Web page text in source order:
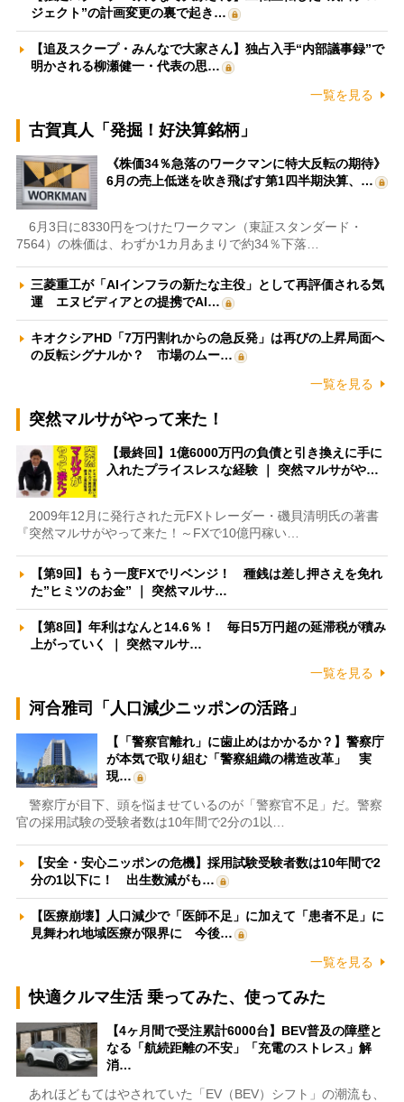
ジェクト”の計画変更の裏で起き…
【追及スクープ・みんなで大家さん】独占入手“内部議事録”で
明かされる柳瀬健一・代表の思…
一覧を見る
古賀真人「発掘！好決算銘柄」
《株価34％急落のワークマンに特大反転の期待》
6月の売上低迷を吹き飛ばす第1四半期決算、…
6月3日に8330円をつけたワークマン（東証スタンダード・
7564）の株価は、わずか1カ月あまりで約34％下落…
三菱重工が「AIインフラの新たな主役」として再評価される気
運 エヌビディアとの提携でAI…
キオクシアHD「7万円割れからの急反発」は再びの上昇局面へ
の反転シグナルか？ 市場のムー…
一覧を見る
突然マルサがやって来た！
【最終回】1億6000万円の負債と引き換えに手に
入れたプライスレスな経験 ｜ 突然マルサがや…
2009年12月に発行された元FXトレーダー・磯貝清明氏の著書
『突然マルサがやって来た！～FXで10億円稼い…
【第9回】もう一度FXでリベンジ！ 種銭は差し押さえを免れ
た”ヒミツのお金” ｜ 突然マルサ…
【第8回】年利はなんと14.6％！ 毎日5万円超の延滞税が積み
上がっていく ｜ 突然マルサ…
一覧を見る
河合雅司「人口減少ニッポンの活路」
【「警察官離れ」に歯止めはかかるか？】警察庁
が本気で取り組む「警察組織の構造改革」 実
現…
警察庁が目下、頭を悩ませているのが「警察官不足」だ。警察
官の採用試験の受験者数は10年間で2分の1以…
【安全・安心ニッポンの危機】採用試験受験者数は10年間で2
分の1以下に！ 出生数減がも…
【医療崩壊】人口減少で「医師不足」に加えて「患者不足」に
見舞われ地域医療が限界に 今後…
一覧を見る
快適クルマ生活 乗ってみた、使ってみた
【4ヶ月間で受注累計6000台】BEV普及の障壁と
なる「航続距離の不安」「充電のストレス」解
消…
あれほどもてはやされていた「EV（BEV）シフト」の潮流も、